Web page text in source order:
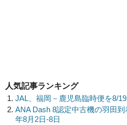
人気記事ランキング
JAL、福岡－鹿児島臨時便を8/
ANA Dash 8認定中古機の羽田
年8月2日-8日